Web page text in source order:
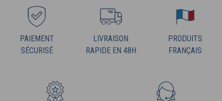
PAIEMENT
SÉCURISÉ
LIVRAISON
RAPIDE EN 48H
PRODUITS
FRANÇAIS